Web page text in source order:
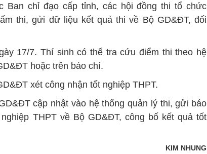
Ban chỉ đạo cấp tỉnh, các hội đồng thi tổ chức
thi, gửi dữ liệu kết quả thi về Bộ GD&ĐT, đối
17/7. Thí sinh có thể tra cứu điểm thi theo hệ
hoặc trên báo chí.
xét công nhận tốt nghiệp THPT.
cập nhật vào hệ thống quản lý thi, gửi báo
THPT về Bộ GD&ĐT, công bố kết quả tốt
KIM NHUNG